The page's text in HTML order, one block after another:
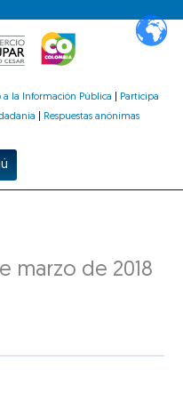
a la Información Pública
Participa
Respuestas anónimas
marzo de 2018